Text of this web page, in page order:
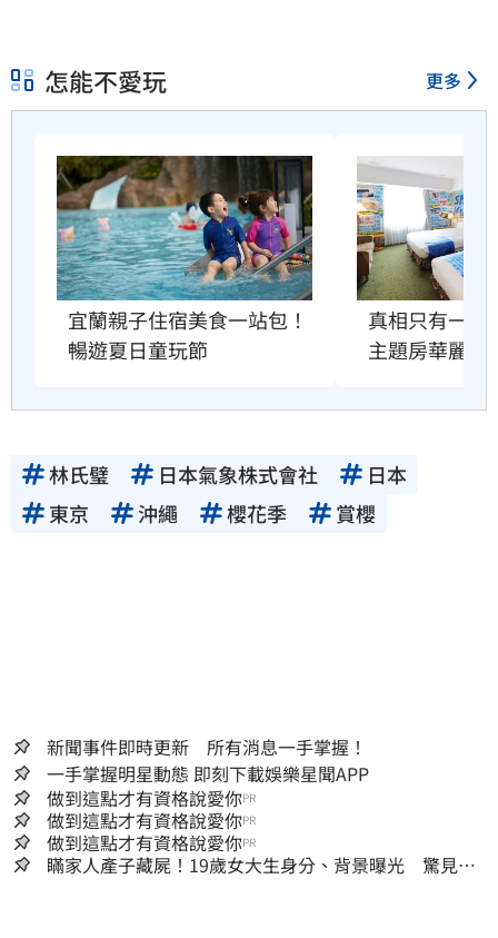
怎能不愛玩 更多
宜蘭親子住宿美食一站包！
暢遊夏日童玩節
真相只有一個
主題房華麗登
林氏璧 日本氣象株式會社
日本
東京
沖繩 櫻花季 賞櫻
新聞事件即時更新 所有消息一手掌握！
一手掌握明星動態 即刻下載娛樂星聞APP
做到這點才有資格說愛你PR
做到這點才有資格說愛你PR
做到這點才有資格說愛你PR
瞞家人產子藏屍！19歲女大生身分、背景曝光 驚見